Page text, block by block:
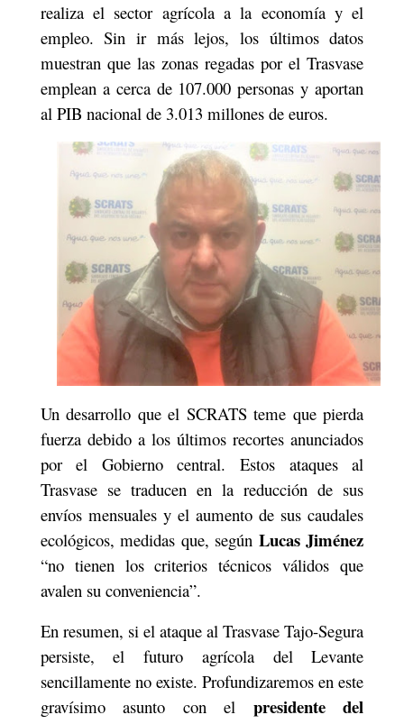
realiza el sector agrícola a la economía y el
empleo. Sin ir más lejos, los últimos datos
muestran que las zonas regadas por el Trasvase
emplean a cerca de 107.000 personas y aportan
al PIB nacional de 3.013 millones de euros.
Un desarrollo que el SCRATS teme que pierda
fuerza debido a los últimos recortes anunciados
por el Gobierno central. Estos ataques al
Trasvase se traducen en la reducción de sus
envíos mensuales y el aumento de sus caudales
ecológicos, medidas que, según Lucas Jiménez
“no tienen los criterios técnicos válidos que
avalen su conveniencia”.
En resumen, si el ataque al Trasvase Tajo-Segura
persiste, el futuro agrícola del Levante
sencillamente no existe. Profundizaremos en este
gravísimo asunto con el presidente del